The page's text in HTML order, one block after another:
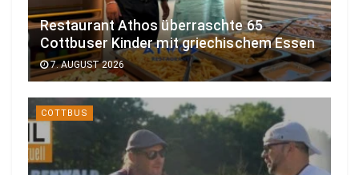
Restaurant Athos überraschte 65
Cottbuser Kinder mit griechischem Essen
7. AUGUST 2026
COTTBUS